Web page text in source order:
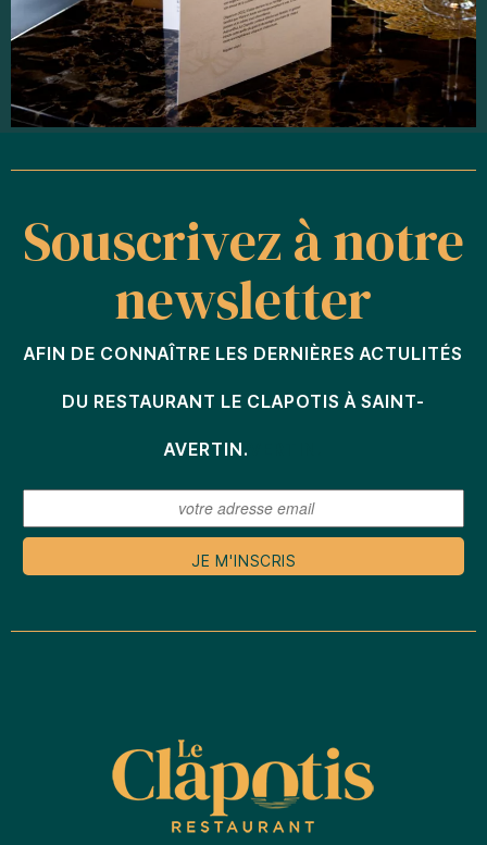
Souscrivez à notre
newsletter
AFIN DE CONNAÎTRE LES DERNIÈRES ACTULITÉS
DU RESTAURANT LE CLAPOTIS À SAINT-
AVERTIN.
JE M'INSCRIS